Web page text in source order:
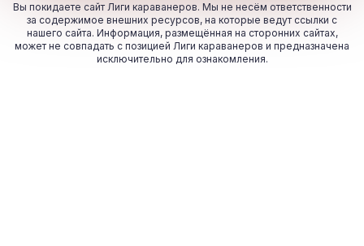
Вы покидаете сайт Лиги караванеров. Мы не несём ответственности
за содержимое внешних ресурсов, на которые ведут ссылки с
нашего сайта. Информация, размещённая на сторонних сайтах,
может не совпадать с позицией Лиги караванеров и предназначена
исключительно для ознакомления.